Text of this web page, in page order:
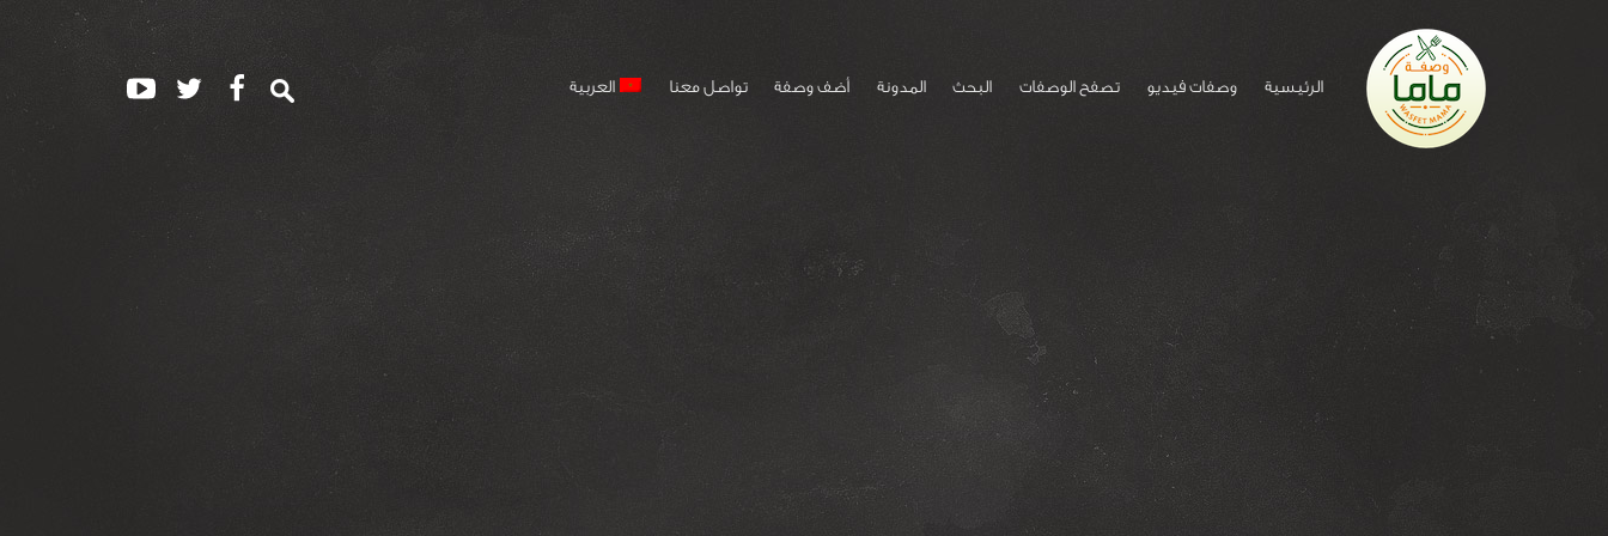
الرئيسية وصفات فيديو تصفح الوصفات البحث المدونة أضف وصفة تواصل معنا العربية